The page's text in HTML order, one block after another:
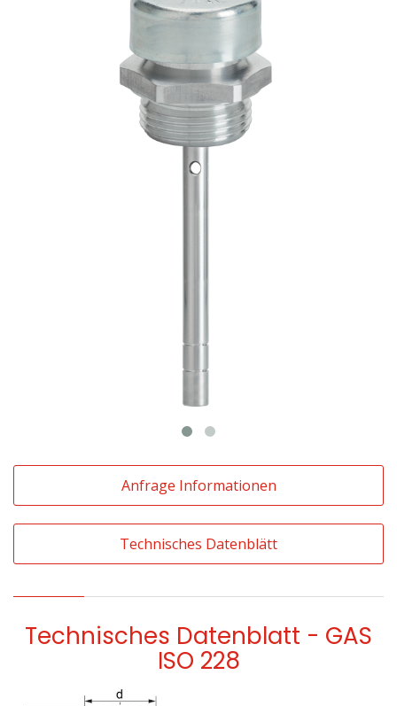
Anfrage Informationen
Technisches Datenblätt
Technisches Datenblatt - GAS
ISO 228